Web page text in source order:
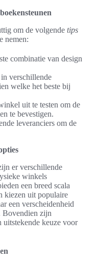
om de volgende tips
nemen:
combinatie van design
verschillende
welke het beste bij
uit te testen om de
te bevestigen.
leveranciers om de
er verschillende
winkels
een breed scala
kiezen uit populaire
een verscheidenheid
Bovendien zijn
uitstekende keuze voor